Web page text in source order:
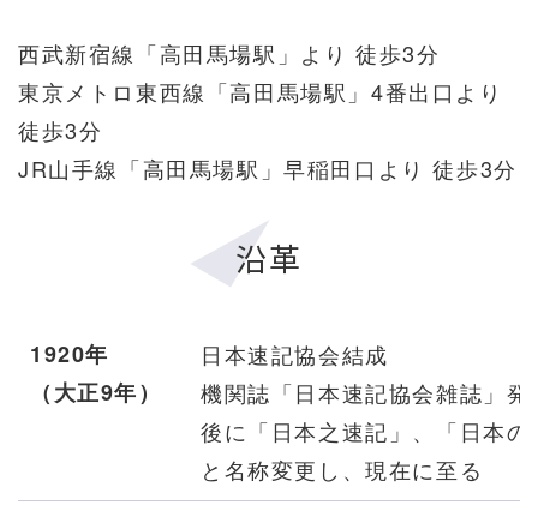
西武新宿線「高田馬場駅」より 徒歩3分
東京メトロ東西線「高田馬場駅」4番出口より
徒歩3分
JR山手線「高田馬場駅」早稲田口より 徒歩3分
沿革
1920年
（大正9年）
日本速記協会結成
機関誌「日本速記協会雑誌」発
後に「日本之速記」、「日本の
と名称変更し、現在に至る